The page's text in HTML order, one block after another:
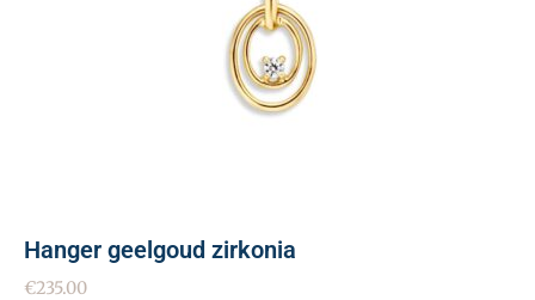
Hanger geelgoud zirkonia
€235.00